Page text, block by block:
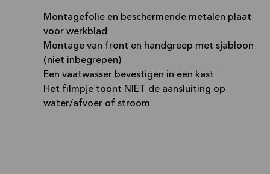
Montagefolie en beschermende metalen plaat
voor werkblad
Montage van front en handgreep met sjabloon
(niet inbegrepen)
Een vaatwasser bevestigen in een kast
Het filmpje toont NIET de aansluiting op
water/afvoer of stroom